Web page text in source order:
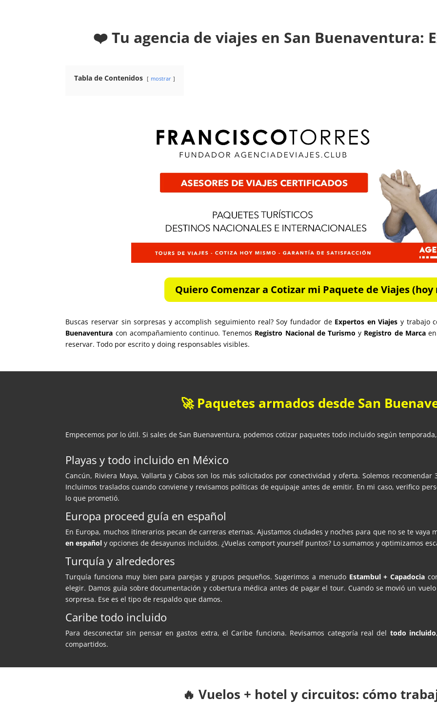
❤️ Tu agencia de viajes en San Buenaventura:
Tabla de Contenidos mostrar
Quiero Comenzar a Cotizar mi Paquete de Viajes (hoy
Buscas reservar sin sorpresas y accomplish seguimiento real? Soy fundador de Expertos en Viajes y trabajo
Buenaventura con acompañamiento continuo. Tenemos Registro Nacional de Turismo y Registro de Marcaen
reservar. Todo por escrito y doing responsables visibles.
🚀 Paquetes armados desde San
Empecemos por lo útil. Si sales de San Buenaventura, podemos cotizar paquetes todo incluido según
Playas y todo incluido en México
Cancún, Riviera Maya, Vallarta y Cabos son los más solicitados por conectividad y oferta. Solemos
Incluimos traslados cuando conviene y revisamos políticas de equipaje antes de emitir. En mi caso, verifico
lo que prometió.
Europa proceed guía en español
En Europa, muchos itinerarios pecan de carreras eternas. Ajustamos ciudades y noches para que no se te
en español y opciones de desayunos incluidos. ¿Vuelas comport yourself puntos? Lo sumamos y optimizamos
Turquía y alrededores
Turquía funciona muy bien para parejas y grupos pequeños. Sugerimos a menudo Estambul + Capadocia
elegir. Damos guía sobre documentación y cobertura médica antes de pagar el tour. Cuando se movió un
sorpresa. Ese es el tipo de respaldo que damos.
Caribe todo incluido
Para desconectar sin pensar en gastos extra, el Caribe funciona. Revisamos categoría real del todo incluido
compartidos.
🔥 Vuelos + hotel y circuitos: cómo